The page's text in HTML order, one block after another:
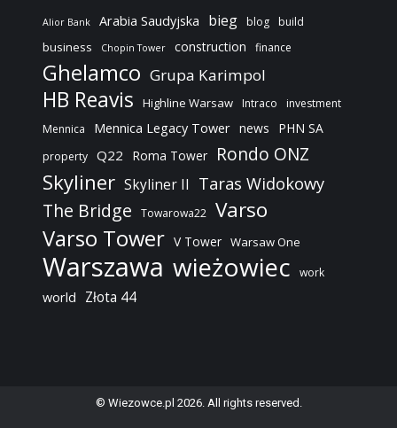
Alior Bank Arabia Saudyjska bieg blog build
business Chopin Tower construction finance
Ghelamco Grupa Karimpol
HB Reavis Highline Warsaw Intraco
investment
Mennica
Mennica Legacy Tower news PHN SA
property Q22 Roma Tower Rondo ONZ
Skyliner Skyliner II Taras Widokowy
The Bridge Towarowa22 Varso
Varso Tower V Tower Warsaw One
Warszawa wieżowiec work
world Złota 44
© Wiezowce.pl 2026. All rights reserved.